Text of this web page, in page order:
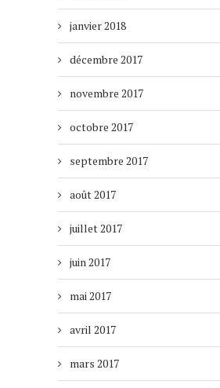
janvier 2018
décembre 2017
novembre 2017
octobre 2017
septembre 2017
août 2017
juillet 2017
juin 2017
mai 2017
avril 2017
mars 2017